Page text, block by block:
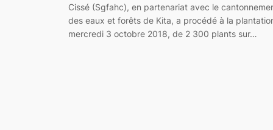
Cissé (Sgfahc), en partenariat avec le
des eaux et forêts de Kita, a procédé à la
mercredi 3 octobre 2018, de 2 300 plants sur…